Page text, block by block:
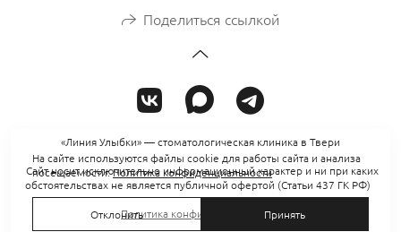
Поделиться ссылкой
«Линия Улыбки» — стоматологическая клиника в Твери
Сайт носит исключительно информационный характер и ни при каких
обстоятельствах не является публичной офертой (Статьи 437 ГК РФ)
Политика конфиденциальности
На сайте используются файлы cookie для работы сайта и анализа
посещаемости.Политика конфиденциальности
Отклонить Принять